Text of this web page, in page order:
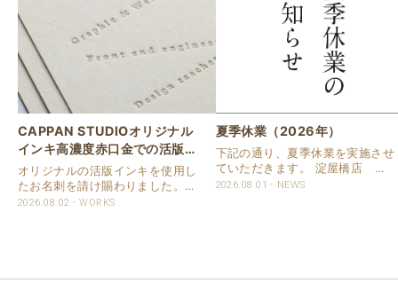
CAPPAN STUDIOオリジナル
インキ高濃度赤口金での活版名
刺
オリジナルの活版インキを使用し
たお名刺を請け賜わりました。
用紙は新バフン紙Nのきぬを使用
2026.08.02 WORKS
夏季休業（2026年）
下記の通り、夏季休業を実施させ
ていただきます。 淀屋橋店 通
常営業いたします。 奈良店 8月
2026.08.01 NEWS